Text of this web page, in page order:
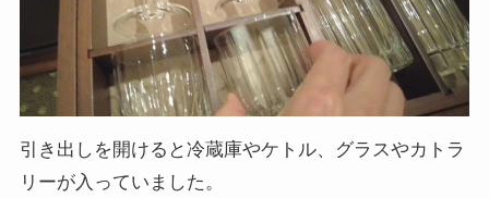
引き出しを開けると冷蔵庫やケトル、グラスやカトラ
リーが入っていました。